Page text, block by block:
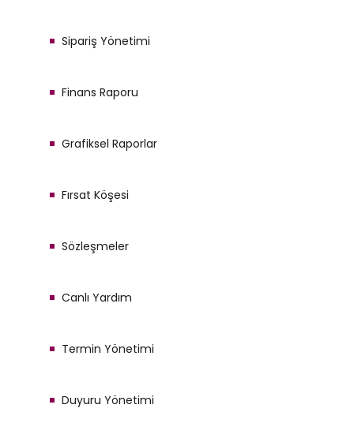
Sipariş Yönetimi
Finans Raporu
Grafiksel Raporlar
Fırsat Köşesi
Sözleşmeler
Canlı Yardım
Termin Yönetimi
Duyuru Yönetimi